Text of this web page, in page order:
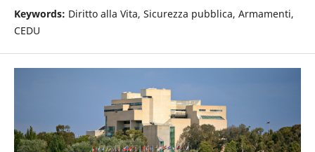
Keywords: Diritto alla Vita, Sicurezza pubblica, Armamenti,
CEDU